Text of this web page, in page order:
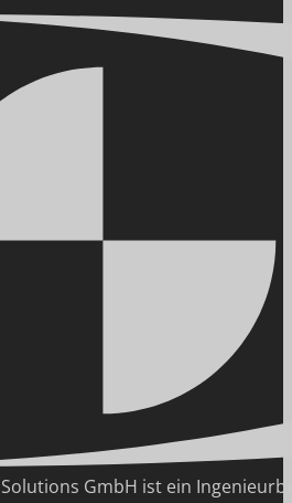
GmbH ist ein